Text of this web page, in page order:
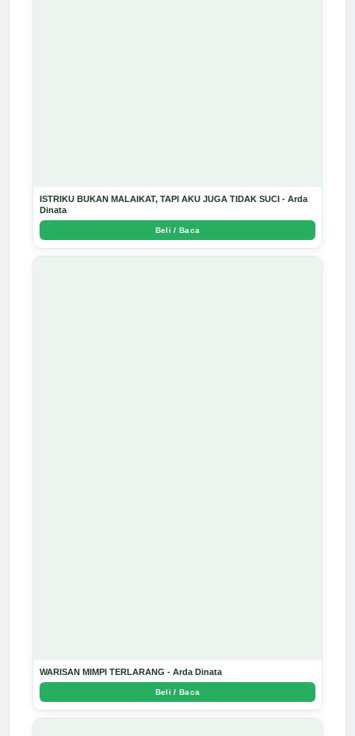
ISTRIKU BUKAN MALAIKAT, TAPI AKU JUGA TIDAK SUCI - Arda
Dinata
Beli / Baca
WARISAN MIMPI TERLARANG - Arda Dinata
Beli / Baca